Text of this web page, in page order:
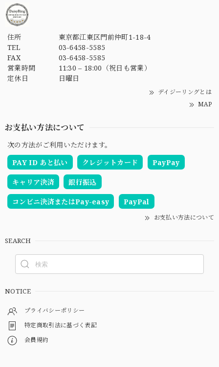
住所
東京都江東区門前仲町1-18-4
TEL
03-6458-5585
FAX
03-6458-5585
営業時間
11:30 – 18:00（祝日も営業）
定休日
日曜日
デイジーリングとは
MAP
お支払い方法について
次の方法がご利用いただけます。
PAY ID あと払い
クレジットカード PayPay
キャリア決済 銀行振込
コンビニ決済またはPay-easy PayPal
お支払い方法について
SEARCH
NOTICE
プライバシーポリシー
特定商取引法に基づく表記
会員規約